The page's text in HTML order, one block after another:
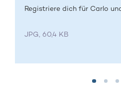
Registriere dich für Carlo
JPG, 60,4 KB